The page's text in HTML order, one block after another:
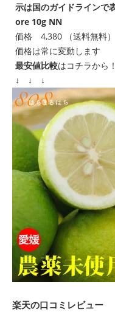
示は国のガイドラインで
ore 10g NN
価格 4,380 （送料無料）
価格は常に変動します
最安値比較はコチラから！
↓ ↓ ↓
楽天の口コミレビュー